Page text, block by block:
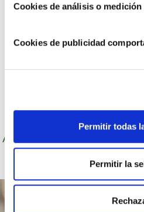
Cookies de análisis o medición
Cookies de publicidad
Permitir todas
Permitir la
WhatsApp
Autor: Cocineros de Choví,
salsas para